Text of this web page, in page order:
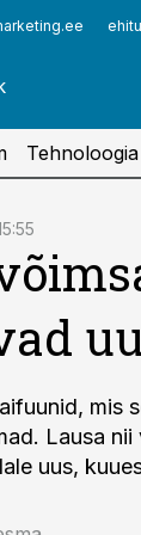
Tehnoloogia
mis
Lausa
uus,